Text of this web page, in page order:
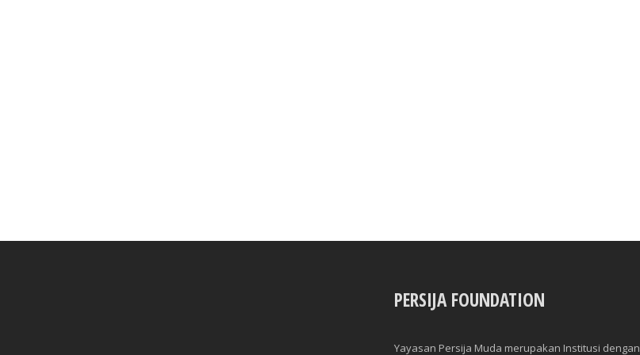
PERSIJA FOUNDATION
Yayasan Persija Muda merupakan Institusi dengan